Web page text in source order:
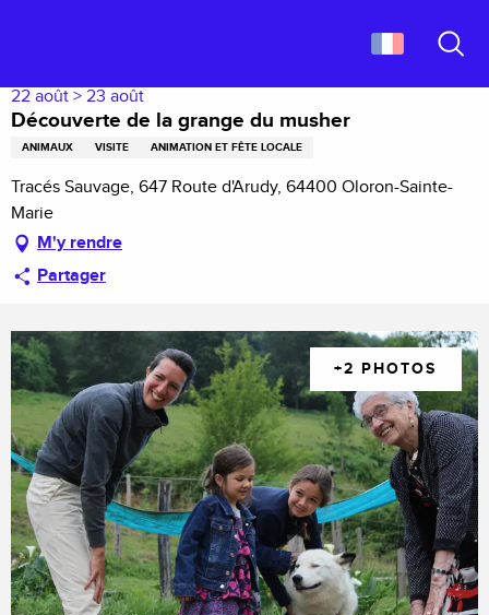
principal
22 août > 23 août
Découverte de la grange du musher
ANIMAUX VISITE ANIMATION ET FÊTE LOCALE
Tracés Sauvage, 647 Route d'Arudy, 64400 Oloron-Sainte-
Marie
M'y rendre
Partager
+2 PHOTOS